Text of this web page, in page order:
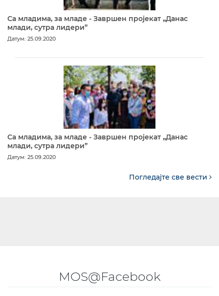
Са младима, за младе - Завршен пројекат „Данас
млади, сутра лидери”
Датум: 25.09.2020
Са младима, за младе - Завршен пројекат „Данас
млади, сутра лидери”
Датум: 25.09.2020
Погледајте све вести
MOS@Facebook